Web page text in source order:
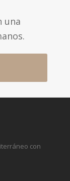
una
con